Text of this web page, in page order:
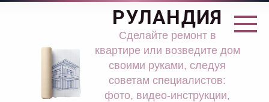
Перейти
РУЛАНДИЯ
Сделайте ремонт в
квартире или возведите дом
своими руками, следуя
советам специалистов:
фото, видео-инструкции,